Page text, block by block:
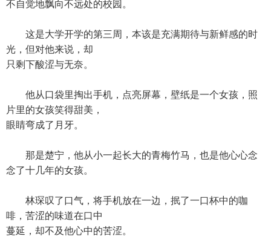
不自觉地飘向不远处的校园。
这是大学开学的第三周，本该是充满期待与新鲜感的时
光，但对他来说，却
只剩下酸涩与无奈。
他从口袋里掏出手机，点亮屏幕，壁纸是一个女孩，照
片里的女孩笑得甜美，
眼睛弯成了月牙。
那是楚宁，他从小一起长大的青梅竹马，也是他心心念
念了十几年的女孩。
林琛叹了口气，将手机放在一边，抿了一口杯中的咖
啡，苦涩的味道在口中
蔓延，却不及他心中的苦涩。